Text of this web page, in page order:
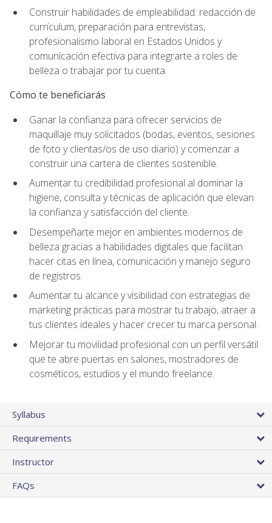
Construir habilidades de empleabilidad: redacción de
currículum, preparación para entrevistas,
profesionalismo laboral en Estados Unidos y
comunicación efectiva para integrarte a roles de
belleza o trabajar por tu cuenta.
Cómo te beneficiarás
Ganar la confianza para ofrecer servicios de
maquillaje muy solicitados (bodas, eventos, sesiones
de foto y clientas/os de uso diario) y comenzar a
construir una cartera de clientes sostenible.
Aumentar tu credibilidad profesional al dominar la
higiene, consulta y técnicas de aplicación que elevan
la confianza y satisfacción del cliente.
Desempeñarte mejor en ambientes modernos de
belleza gracias a habilidades digitales que facilitan
hacer citas en línea, comunicación y manejo seguro
de registros.
Aumentar tu alcance y visibilidad con estrategias de
marketing prácticas para mostrar tu trabajo, atraer a
tus clientes ideales y hacer crecer tu marca personal.
Mejorar tu movilidad profesional con un perfil versátil
que te abre puertas en salones, mostradores de
cosméticos, estudios y el mundo freelance.
Syllabus
Requirements
Instructor
FAQs